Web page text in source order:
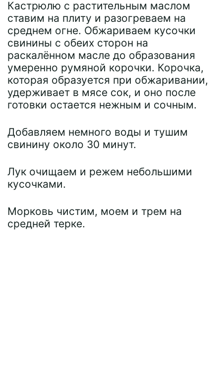
Кастрюлю с растительным маслом
ставим на плиту и разогреваем на
среднем огне. Обжариваем кусочки
свинины с обеих сторон на
раскалённом масле до образования
умеренно румяной корочки. Корочка,
которая образуется при обжаривании,
удерживает в мясе сок, и оно после
готовки остается нежным и сочным.
Добавляем немного воды и тушим
свинину около 30 минут.
Лук очищаем и режем небольшими
кусочками.
Морковь чистим, моем и трем на
средней терке.